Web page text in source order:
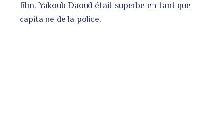
film. Yakoub Daoud était superbe en tant que
capitaine de la police.